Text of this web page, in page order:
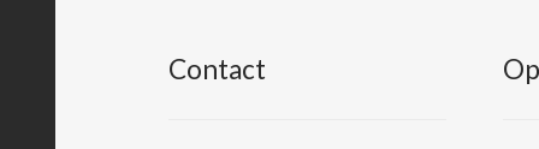
Contact